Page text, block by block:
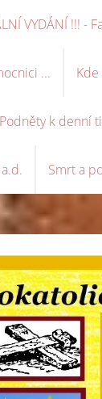
VYDÁNÍ !!! -
...
Podněty k denní
Smrt a